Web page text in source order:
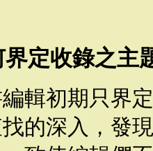
定收錄之主
初期只界定
的深入，發